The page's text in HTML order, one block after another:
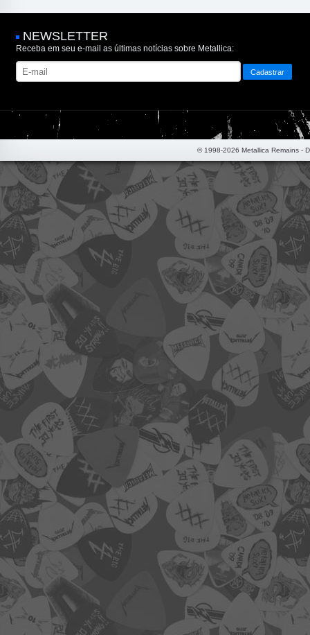
NEWSLETTER
Receba em seu e-mail as últimas notícias sobre Metallica:
© 1998-2026 Metallica Remains -